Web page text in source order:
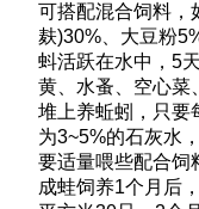
可搭配混合饲料，
麸)30%、大豆粉
蚪活跃在水中，5
黄、水蚤、空心菜
堆上养蚯蚓，只要
为3~5%的石灰水
要适量喂些配合饲
成蛙饲养1个月后